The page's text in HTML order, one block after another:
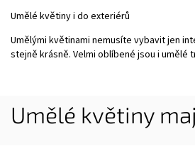
Umělé květiny i do exteriérů
Umělými květinami nemusíte vybavit jen
stejně krásně. Velmi oblíbené jsou i umělé
Umělé květiny